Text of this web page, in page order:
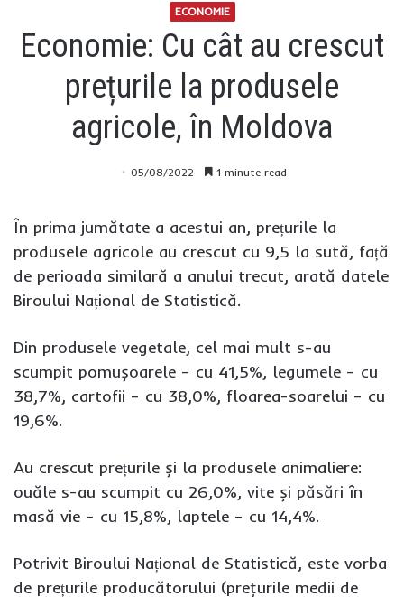
ECONOMIE
Economie: Cu cât au crescut
prețurile la produsele
agricole, în Moldova
05/08/2022 1 minute read
În prima jumătate a acestui an, prețurile la
produsele agricole au crescut cu 9,5 la sută, față
de perioada similară a anului trecut, arată datele
Biroului Național de Statistică.
Din produsele vegetale, cel mai mult s-au
scumpit pomușoarele – cu 41,5%, legumele – cu
38,7%, cartofii – cu 38,0%, floarea-soarelui – cu
19,6%.
Au crescut prețurile și la produsele animaliere:
ouăle s-au scumpit cu 26,0%, vite și păsări în
masă vie – cu 15,8%, laptele – cu 14,4%.
Potrivit Biroului Național de Statistică, este vorba
de prețurile producătorului (preţurile medii de